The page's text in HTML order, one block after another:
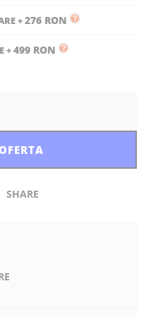
+276 RON
+499 RON
SHARE